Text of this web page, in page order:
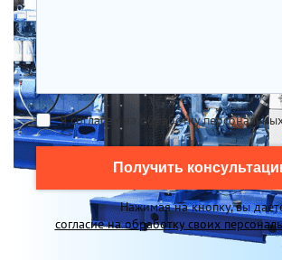
Я согласен на обработку
Получить
Нажимая на кнопку, вы
согласие на обработку своих